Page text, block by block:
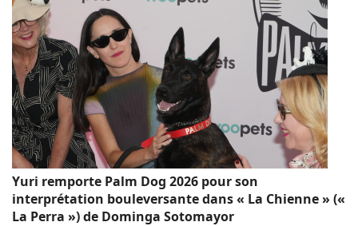
Yuri remporte Palm Dog 2026 pour son
interprétation bouleversante dans « La Chienne » («
La Perra ») de Dominga Sotomayor